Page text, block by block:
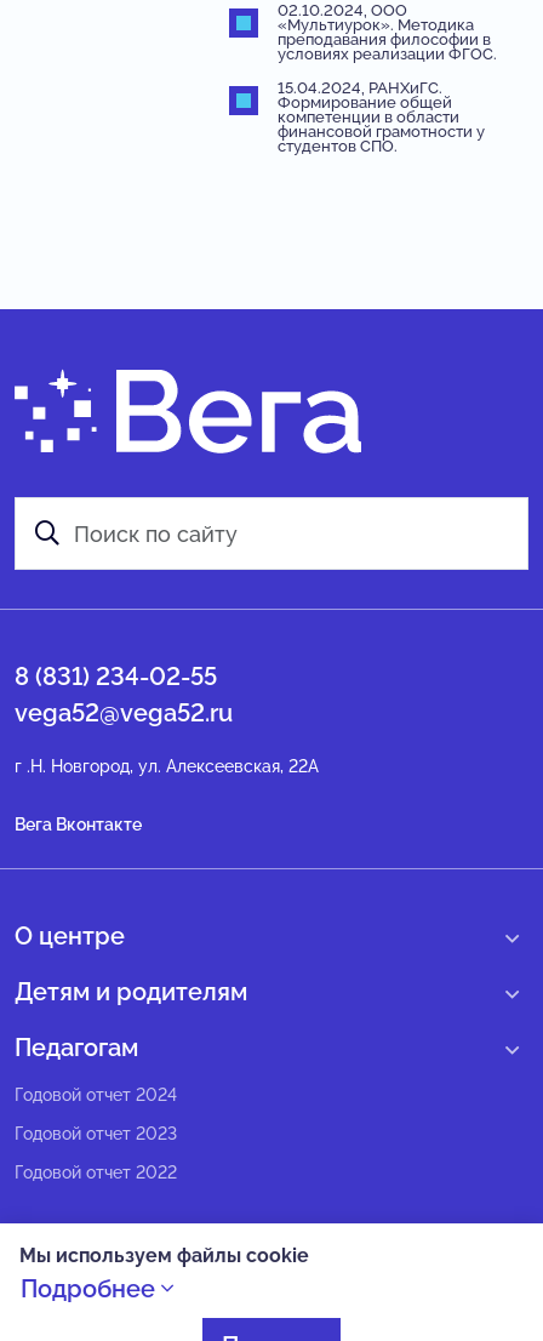
02.10.2024, ООО
«Мультиурок». Методика
преподавания философии в
условиях реализации ФГОС.
15.04.2024, РАНХиГС.
Формирование общей
компетенции в области
финансовой грамотности у
студентов СПО.
8 (831) 234-02-55
vega52@vega52.ru
г .Н. Новгород, ул. Алексеевская, 22А
Вега Вконтакте
О центре
О нас
Структура регионального центра
Педагогический состав
Попечительский совет
Экспертный совет
СМИ о нас
Новости
Детям и родителям
Учебные интенсивные сборы
Календарь всех событий
Педагогам
Программы Веги
Программы Сириус
Методические рекомендации
Годовой отчет 2024
Годовой отчет 2023
Годовой отчет 2022
Политика конфиденциальности
Оплата
Мы используем файлы cookie
Подробнее